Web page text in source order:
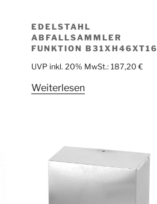
EDELSTAHL
ABFALLSAMMLER
FUNKTION B31XH46XT16
UVP inkl. 20% MwSt.:187,20€
Weiterlesen